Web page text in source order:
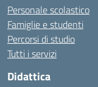
Personale scolastico
Famiglie e studenti
Percorsi di studio
Tutti i servizi
Didattica